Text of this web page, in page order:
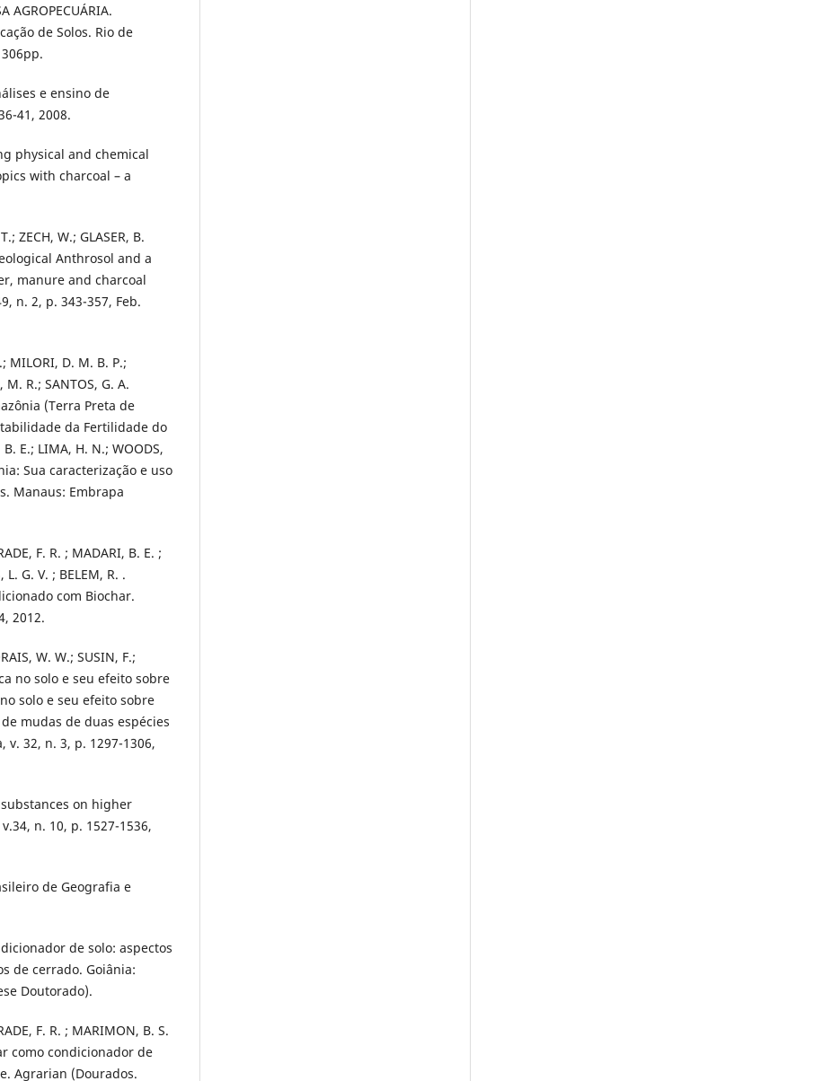
AGROPECUÁRIA.
de Solos. Rio de
e ensino de
41, 2008.
physical and chemical
with charcoal – a
ZECH, W.; GLASER, B.
Anthrosol and a
manure and charcoal
n. 2, p. 343-357, Feb.
MILORI, D. M. B. P.;
M. R.; SANTOS, G. A.
(Terra Preta de
da Fertilidade do
E.; LIMA, H. N.; WOODS,
Sua caracterização e uso
Manaus: Embrapa
F. R. ; MADARI, B. E. ;
L. G. V. ; BELEM, R. .
com Biochar.
2012.
W. W.; SUSIN, F.;
no solo e seu efeito sobre
solo e seu efeito sobre
mudas de duas espécies
v. 32, n. 3, p. 1297-1306,
on higher
n. 10, p. 1527-1536,
de Geografia e
de solo: aspectos
de cerrado. Goiânia:
Doutorado).
F. R. ; MARIMON, B. S.
como condicionador de
Agrarian (Dourados.